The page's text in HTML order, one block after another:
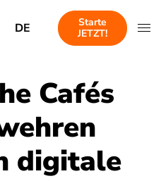
DE
Starte
JETZT!
Cafés
digitale